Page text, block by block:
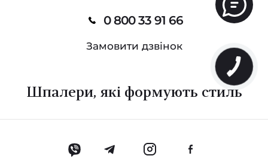
0 800 33 91 66
Замовити дзвінок
Шпалери, які формують стиль